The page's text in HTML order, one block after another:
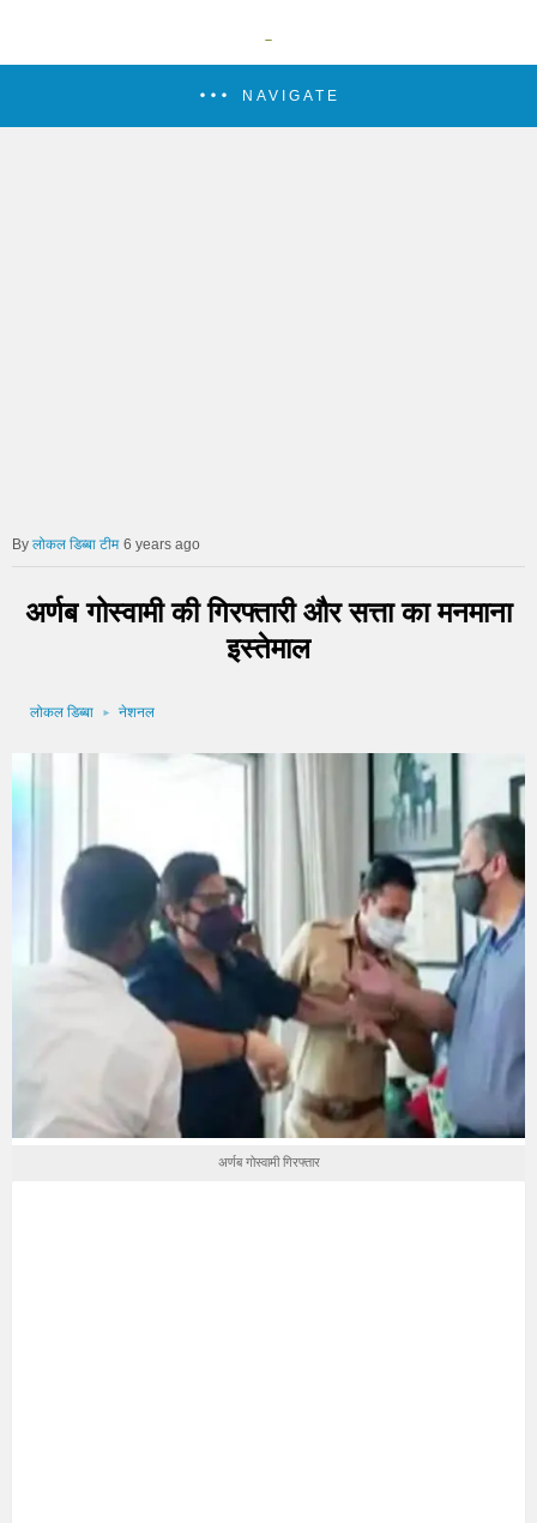
NAVIGATE
लोकल डिब्बा टीम 6 years ago
अर्णब गोस्वामी की गिरफ्तारी और सत्ता का मनमाना
इस्तेमाल
लोकल डिब्बा नेशनल
अर्णब गोस्वामी गिरफ्तार